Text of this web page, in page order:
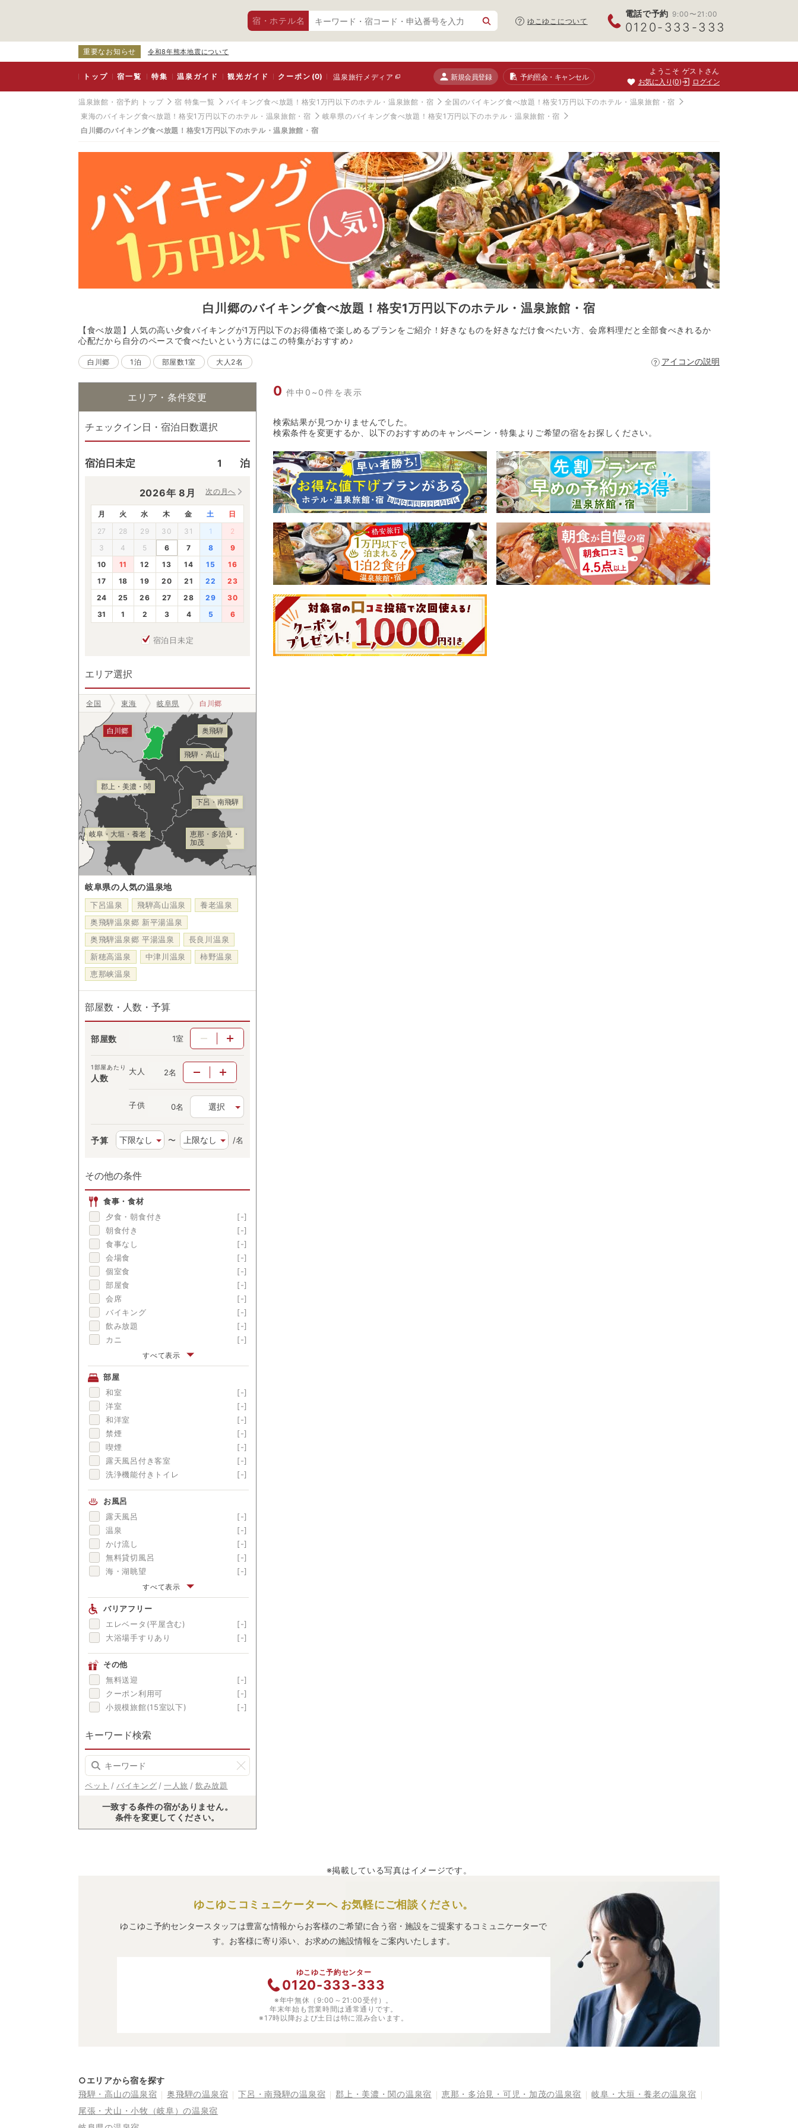
宿・ホテル名 ゆこゆこについて
電話で予約 9:00〜21:00
0120-333-333
重要なお知らせ 令和8年熊本地震について
トップ 宿一覧 特集 温泉ガイド 観光ガイド クーポン(0) 温泉旅行メディア 新規会員登録 予約照会・キャンセル
ようこそ ゲストさん
お気に入り 0 ログイン
温泉旅館・宿予約 トップ 宿 特集一覧 バイキング食べ放題！格安1万円以下のホテル・温泉旅館・宿
全国のバイキング食べ放題！格安1万円以下のホテル・温泉旅館・宿
東海のバイキング食べ放題！格安1万円以下のホテル・温泉旅館・宿
岐阜県のバイキング食べ放題！格安1万円以下のホテル・温泉旅館・宿
白川郷のバイキング食べ放題！格安1万円以下のホテル・温泉旅館・宿
白川郷のバイキング食べ放題！格安1万円以下のホテル・温泉旅館・宿
【食べ放題】人気の高い夕食バイキングが1万円以下のお得価格で楽しめるプランをご紹介！好きなものを好きなだけ食べたい方、会席料理だと全部食べきれるか
心配だから自分のペースで食べたいという方にはこの特集がおすすめ♪
白川郷 1泊 部屋数1室 大人2名 アイコンの説明
エリア・条件変更
チェックイン日・宿泊日数選択
宿泊日未定 泊
2026年 8 月 次の月へ
月 火 水 木 金 土
日
27
28 29 30 31 1
2
3
4 5 6 7 8
9
10
11 12 13 14 15
16
17
18 19 20 21 22
23
24
25 26 27 28 29
30
31
1 2 3 4 5 6
宿泊日未定
エリア選択
全国 東海 岐阜県 白川郷
飛騨・高山
奥飛騨
下呂・南飛騨
郡上・美濃・関
恵那・多治見・
加茂
岐阜・大垣・養老
白川郷
岐阜県の人気の温泉地
下呂温泉 飛騨高山温泉
養老温泉
奥飛騨温泉郷 新平湯温泉
奥飛騨温泉郷 平湯温泉
長良川温泉
新穂高温泉
中津川温泉
柿野温泉
恵那峡温泉
部屋数・人数・予算
部屋数 室
1部屋あたり
人数
大人 名
子供 名 選択
予算 〜 /名
その他の条件
食事・食材
夕食・朝食付き
[-]
朝食付き
[-]
食事なし
[-]
会場食
[-]
個室食
[-]
部屋食
[-]
会席
[-]
バイキング
[-]
飲み放題
[-]
カニ
[-]
アワビ
[-]
金目鯛
舟盛
[-]
ブランド牛
[-]
囲炉裏料理
[-]
松茸
[-]
すべて表示
部屋
和室
[-]
洋室
[-]
和洋室
[-]
禁煙
[-]
喫煙
[-]
露天風呂付き客室
[-]
洗浄機能付きトイレ
[-]
お風呂
露天風呂
[-]
温泉
[-]
かけ流し
[-]
無料貸切風呂
[-]
海・湖眺望
[-]
富士山眺望
渓流眺望
[-]
にごり湯
美肌の湯
[-]
すべて表示
バリアフリー
エレベータ(平屋含む)
[-]
大浴場手すりあり
[-]
その他
無料送迎
[-]
クーポン利用可
[-]
小規模旅館(15室以下)
[-]
キーワード検索
ペット バイキング 一人旅 飲み放題
一致する条件の宿がありません。
条件を変更してください。
0 件中0~0件を表示
検索結果が見つかりませんでした。
検索条件を変更するか、以下のおすすめのキャンペーン・特集よりご希望の宿をお探しください。
※掲載している写真はイメージです。
ゆこゆこコミュニケーターへ お気軽にご相談ください。
ゆこゆこ予約センタースタッフは豊富な情報からお客様のご希望に合う宿・施設をご提案するコミュニケーターで
す。お客様に寄り添い、お求めの施設情報をご案内いたします。
ゆこゆこ予約センター
0120-333-333
※年中無休（9:00～21:00受付）。
年末年始も営業時間は通常通りです。
※17時以降および土日は特に混み合います。
○エリアから宿を探す
飛騨・高山の温泉宿
奥飛騨の温泉宿 下呂・南飛騨の温泉宿 郡上・美濃・関の温泉宿 恵那・多治見・可児・加茂の温泉宿
岐阜・大垣・養老の温泉宿
尾張・犬山・小牧（岐阜）の温泉宿